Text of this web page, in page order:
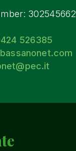
302545662
526385